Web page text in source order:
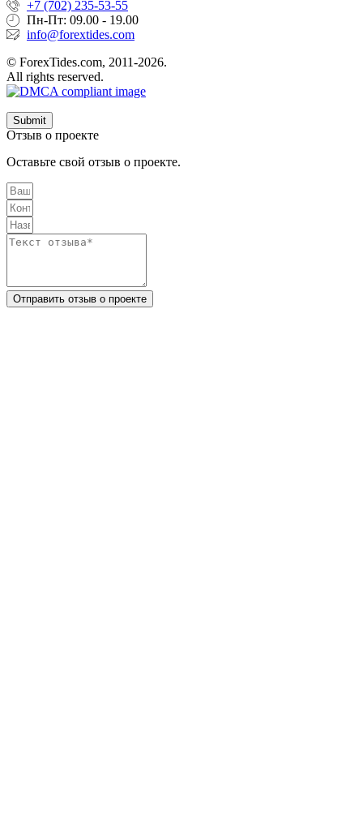
+7 (702) 235-53-55
Пн-Пт: 09.00 - 19.00
info@forextides.com
© ForexTides.com, 2011-2026.
All rights reserved.
Submit
Отзыв о проекте
Оставьте свой отзыв о проекте.
Отправить отзыв о проекте